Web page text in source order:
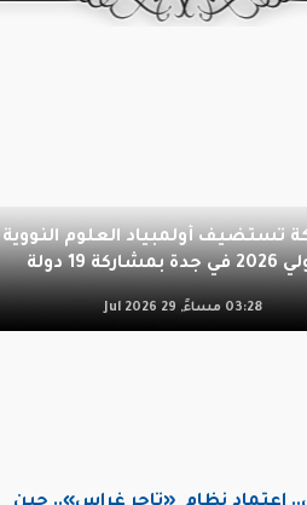
تستضيف أولمبياد العلوم النووية
بمشاركة 19 دولة
03:28 مساءً, 29 Jul 2026